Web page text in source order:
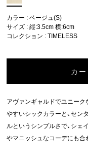
カラー : ベージュ(S)
サイズ : 縦:3.5cm 横:6cm
コレクション :TIMELESS
カ
アヴァンギャルドでユニー
やすいシックカラーと、セン
ルというシンプルさで、シェ
やマニッシュなコーデにも合